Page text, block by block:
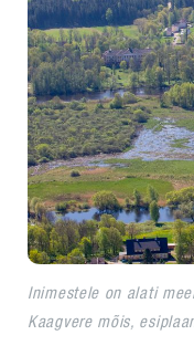
Inimestele on alati
Kaagvere mõis,